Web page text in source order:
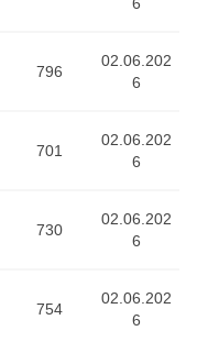
796
02.06.202
6
701
02.06.202
6
730
02.06.202
6
754
02.06.202
6